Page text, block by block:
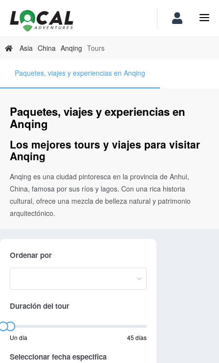
Asia China Anqing Tours
Paquetes, viajes y experiencias en Anqing
Paquetes, viajes y experiencias en
Anqing
Los mejores tours y viajes para visitar
Anqing
Anqing es una ciudad pintoresca en la provincia de Anhui,
China, famosa por sus ríos y lagos. Con una rica historia
cultural, ofrece una mezcla de belleza natural y patrimonio
arquitectónico.
Ordenar por
Duración del tour
Un día 45 días
Seleccionar fecha especifica